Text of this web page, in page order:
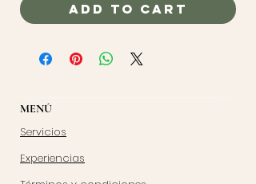
Add to Cart
MENÚ
Servicios
Experiencias